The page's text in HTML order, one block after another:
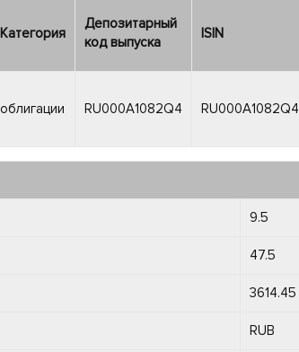
Категория
Депозитарный
код выпуска
ISIN
облигации RU000A1082Q4 RU000A1082Q4
9.5
47.5
3614.45
RUB